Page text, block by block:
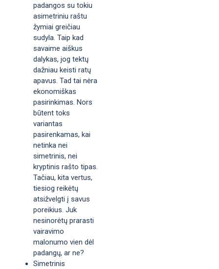
padangos su tokiu
asimetriniu raštu
žymiai greičiau
sudyla. Taip kad
savaime aiškus
dalykas, jog tektų
dažniau keisti ratų
apavus. Tad tai nėra
ekonomiškas
pasirinkimas. Nors
būtent toks
variantas
pasirenkamas, kai
netinka nei
simetrinis, nei
kryptinis rašto tipas.
Tačiau, kita vertus,
tiesiog reikėtų
atsižvelgti į savus
poreikius. Juk
nesinorėtų prarasti
vairavimo
malonumo vien dėl
padangų, ar ne?
Simetrinis